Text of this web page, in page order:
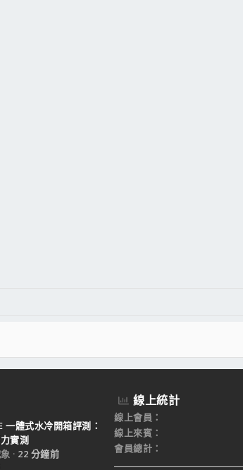
體式水冷開箱評測：
實測
22 分鐘前
線上統計
線上會員
線上來賓
會員總計